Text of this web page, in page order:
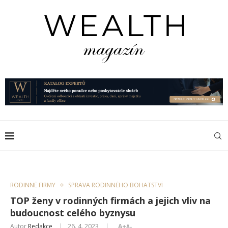
RODINNÉ FIRMY SPRÁVA RODINNÉHO BOHATSTVÍ
TOP ženy v rodinných firmách a jejich vliv na
budoucnost celého byznysu